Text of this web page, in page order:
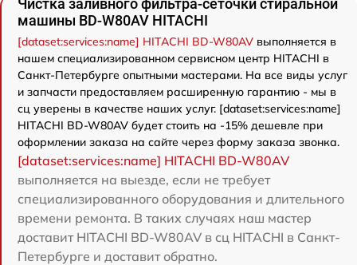
Чистка заливного фильтра-сеточки стиральной
машины BD-W80AV HITACHI
[dataset:services:name] HITACHI BD-W80AV выполняется в
нашем специализированном сервисном центр HITACHI в
Санкт-Петербурге опытными мастерами. На все виды услуг
и запчасти предоставляем расширенную гарантию - мы в
сц уверены в качестве наших услуг. [dataset:services:name]
HITACHI BD-W80AV будет стоить на -15% дешевле при
оформлении заказа на сайте через форму заказа звонка.
[dataset:services:name] HITACHI BD-W80AV
выполняется на выезде, если не требует
специализированного оборудования и длительного
времени ремонта. В таких случаях наш мастер
доставит HITACHI BD-W80AV в сц HITACHI в Санкт-
Петербурге и доставит обратно.